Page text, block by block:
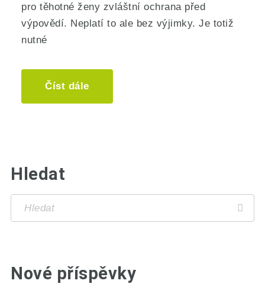
pro těhotné ženy zvláštní ochrana před
výpovědí. Neplatí to ale bez výjimky. Je totiž
nutné
Číst dále
Hledat
Nové příspěvky